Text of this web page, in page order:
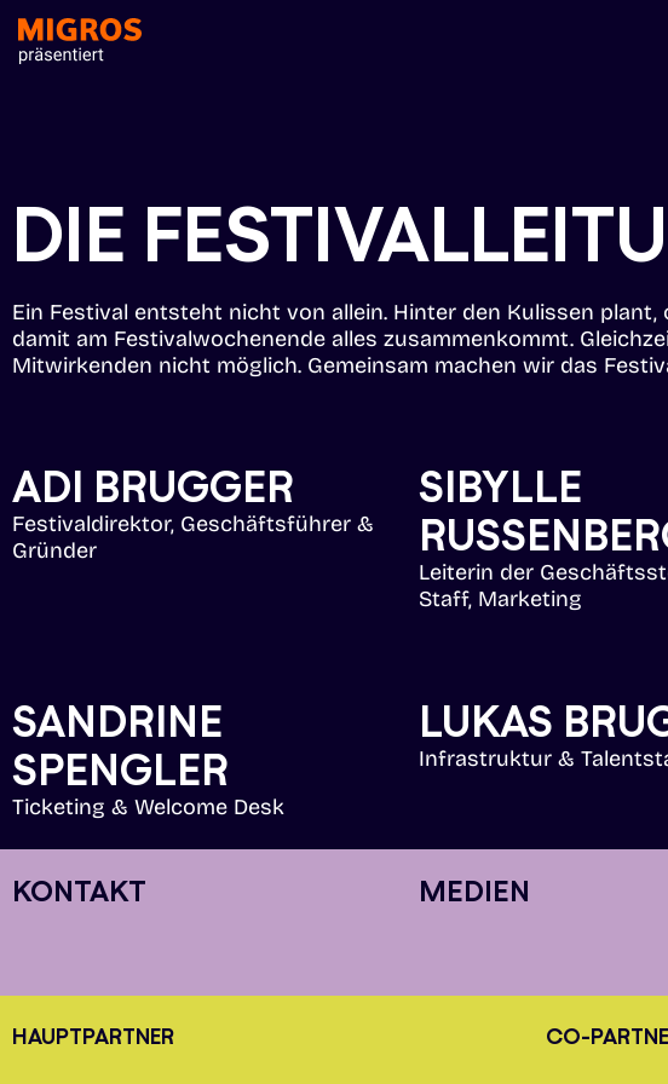
DIE
Ein Festival entsteht nicht von allein. Hinter den Kulissen
damit am Festivalwochenende alles zusammenkommt.
Mitwirkenden nicht möglich. Gemeinsam machen wir das
ADI BRUGGER
Festivaldirektor, Geschäftsführer &
Gründer
SIBYLLE
Leiterin der
Staff, Marketing
SANDRINE
SPENGLER
Ticketing & Welcome Desk
LUKAS
Infrastruktur &
KONTAKT MEDIEN
HAUPTPARTNER CO-